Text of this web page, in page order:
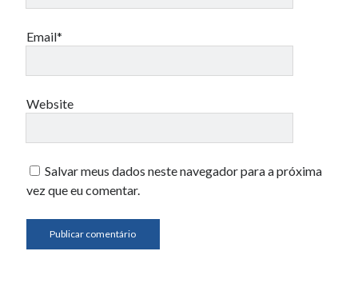
Email*
Website
Salvar meus dados neste navegador para a próxima
vez que eu comentar.